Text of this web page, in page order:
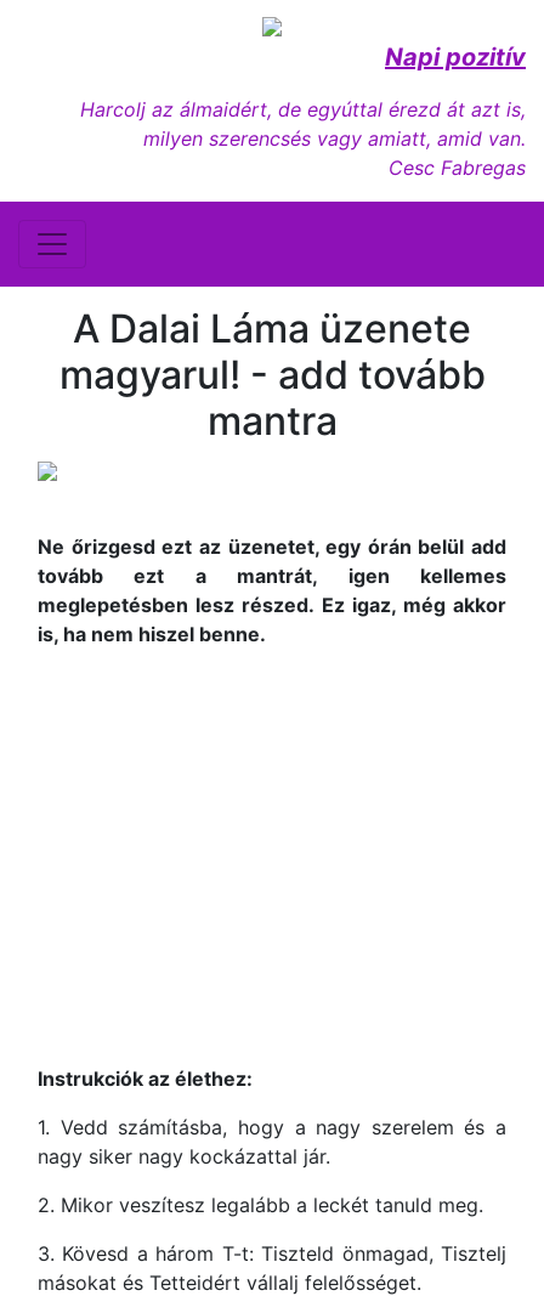
Napi pozitív
Harcolj az álmaidért, de egyúttal érezd át azt is,
milyen szerencsés vagy amiatt, amid van.
Cesc Fabregas
A Dalai Láma üzenete
magyarul! - add tovább
mantra
Ne őrizgesd ezt az üzenetet, egy órán belül add
tovább ezt a mantrát, igen kellemes
meglepetésben lesz részed. Ez igaz, még akkor
is, ha nem hiszel benne.
Instrukciók az élethez:
1. Vedd számításba, hogy a nagy szerelem és a
nagy siker nagy kockázattal jár.
2. Mikor veszítesz legalább a leckét tanuld meg.
3. Kövesd a három T-t: Tiszteld önmagad, Tisztelj
másokat és Tetteidért vállalj felelősséget.